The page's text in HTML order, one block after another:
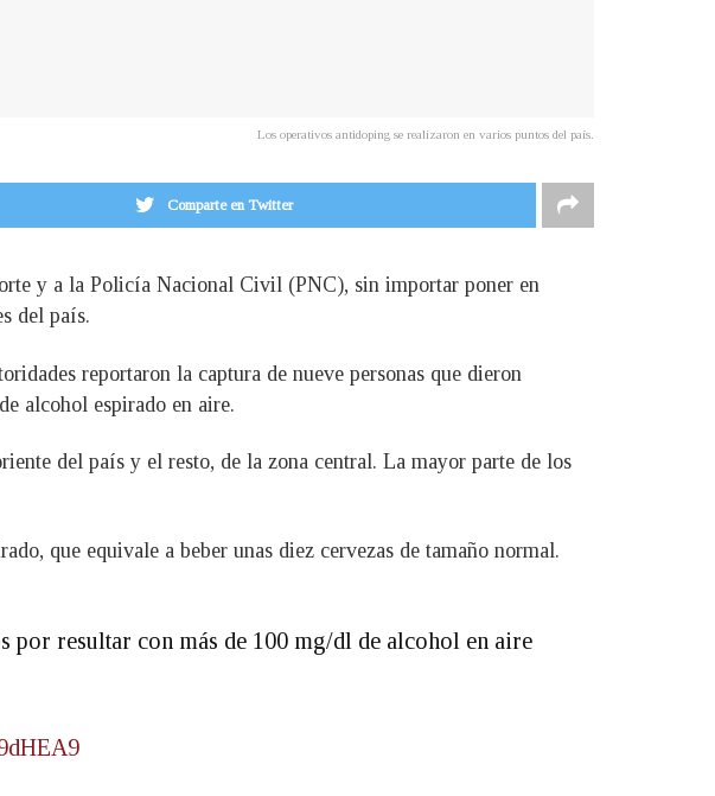
Los operativos antidoping se realizaron en varios puntos del país.
Comparte en Twitter
y a la Policía Nacional Civil (PNC), sin importar poner en
del país.
reportaron la captura de nueve personas que dieron
alcohol espirado en aire.
del país y el resto, de la zona central. La mayor parte de los
que equivale a beber unas diez cervezas de tamaño normal.
por resultar con más de 100 mg/dl de alcohol en aire